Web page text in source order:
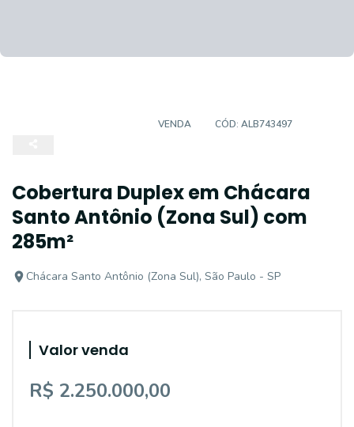
VENDA CÓD: ALB743497
Cobertura Duplex em Chácara
Santo Antônio (Zona Sul) com
285m²
Chácara Santo Antônio (Zona Sul), São Paulo - SP
Valor venda
R$ 2.250.000,00